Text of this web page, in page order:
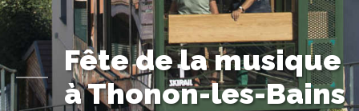
Fête de la musique
à Thonon-les-Bains